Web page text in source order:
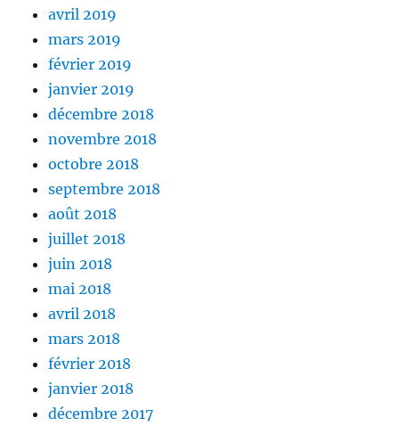
avril 2019
mars 2019
février 2019
janvier 2019
décembre 2018
novembre 2018
octobre 2018
septembre 2018
août 2018
juillet 2018
juin 2018
mai 2018
avril 2018
mars 2018
février 2018
janvier 2018
décembre 2017